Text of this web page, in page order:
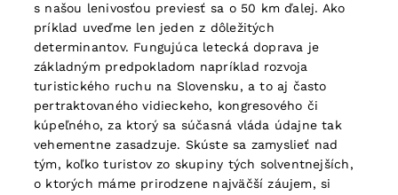
s našou lenivosťou previesť sa o 50 km ďalej. Ako
príklad uveďme len jeden z dôležitých
determinantov. Fungujúca letecká doprava je
základným predpokladom napríklad rozvoja
turistického ruchu na Slovensku, a to aj často
pertraktovaného vidieckeho, kongresového či
kúpeľného, za ktorý sa súčasná vláda údajne tak
vehementne zasadzuje. Skúste sa zamyslieť nad
tým, koľko turistov zo skupiny tých solventnejších,
o ktorých máme prirodzene najväčší záujem, si